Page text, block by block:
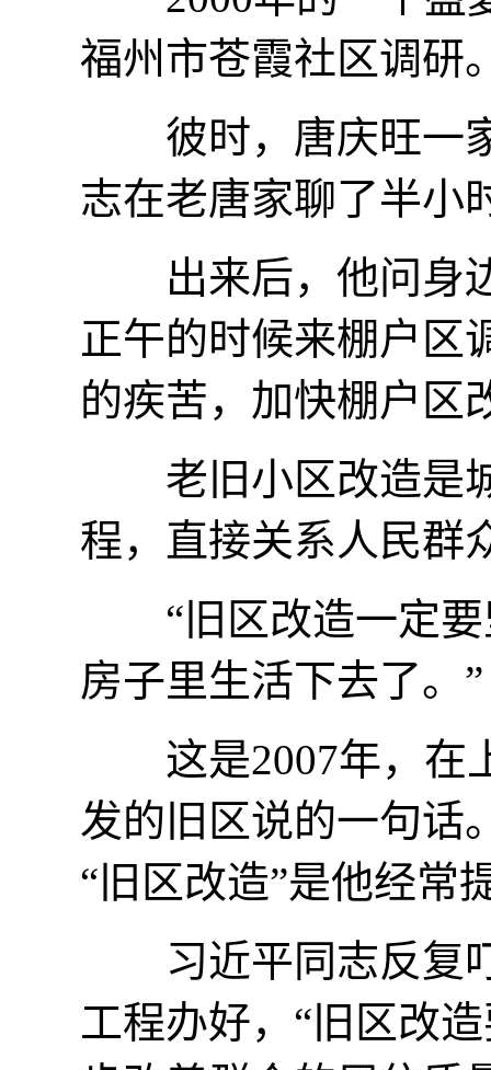
福州市苍霞社区调研
彼时，唐庆旺一家
志在老唐家聊了半小
出来后，他问身边
正午的时候来棚户区
的疾苦，加快棚户区
老旧小区改造是城
程，直接关系人民群
“旧区改造一定要
房子里生活下去了。”
这是2007年，在上
发的旧区说的一句话
“旧区改造”是他经常
习近平同志反复叮
工程办好，“旧区改